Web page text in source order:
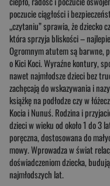
poczucie ciągłości i
„czytaniu” sprawia, że dziecko
która sprzyja bliskości –
Ogromnym atutem są barwne,
o Kici Koci. Wyraźne kontury,
nawet najmłodsze dzieci bez
zachęcają do wskazywania i
książkę na podłodze czy w
Kocia i Nunuś. Rodzina i
dzieci w wieku od około 1 do 3
poręczna, dostosowana do
mowy. Wprowadza w świat
doświadczeniom dziecka,
najmłodszych lat.